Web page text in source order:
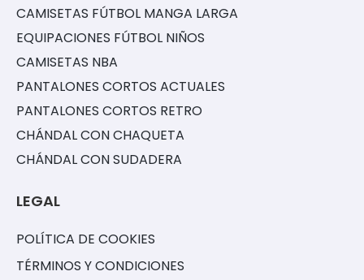
CAMISETAS FÚTBOL MANGA LARGA
EQUIPACIONES FÚTBOL NIÑOS
CAMISETAS NBA
PANTALONES CORTOS ACTUALES
PANTALONES CORTOS RETRO
CHÁNDAL CON CHAQUETA
CHÁNDAL CON SUDADERA
LEGAL
POLÍTICA DE COOKIES
TÉRMINOS Y CONDICIONES